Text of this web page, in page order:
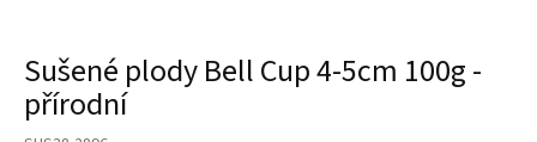
Sušené plody Bell Cup 4-5cm 100g -
přírodní